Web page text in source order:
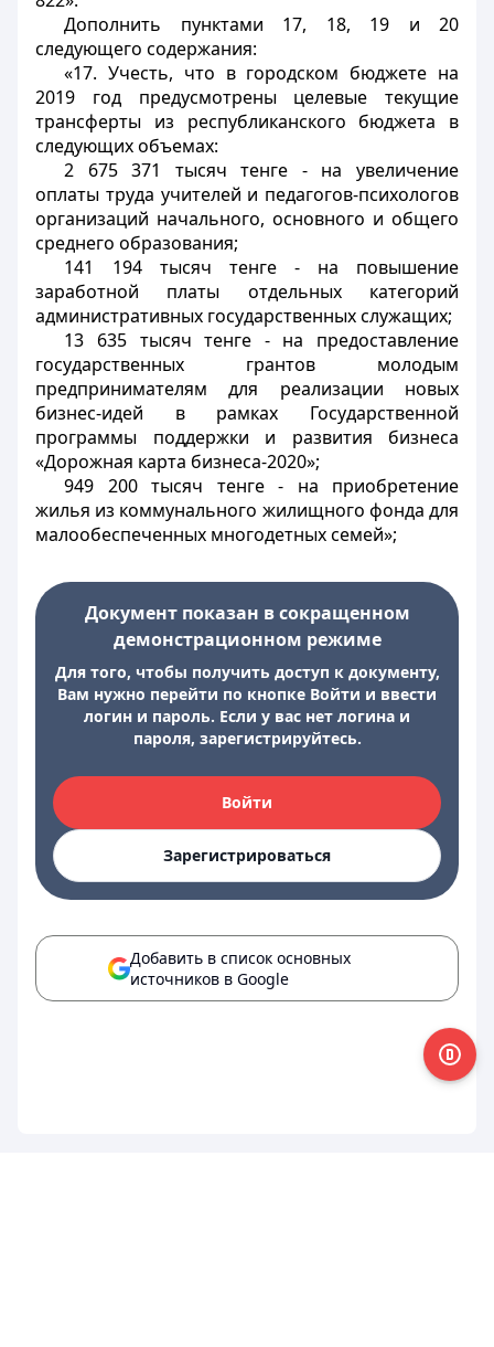
Дополнить пунктами 17, 18, 19 и 20
следующего содержания:
«17. Учесть, что в городском бюджете на
2019 год предусмотрены целевые текущие
трансферты из республиканского бюджета в
следующих объемах:
2 675 371 тысяч тенге - на увеличение
оплаты труда учителей и педагогов-психологов
организаций начального, основного и общего
среднего образования;
141 194 тысяч тенге - на повышение
заработной платы отдельных категорий
административных государственных служащих;
13 635 тысяч тенге - на предоставление
государственных грантов молодым
предпринимателям для реализации новых
бизнес-идей в рамках Государственной
программы поддержки и развития бизнеса
«Дорожная карта бизнеса-2020»;
949 200 тысяч тенге - на приобретение
жилья из коммунального жилищного фонда для
малообеспеченных многодетных семей»;
Документ показан в сокращенном
демонстрационном режиме
Для того, чтобы получить доступ к документу,
Вам нужно перейти по кнопке Войти и ввести
логин и пароль. Если у вас нет логина и
пароля, зарегистрируйтесь.
Войти
Зарегистрироваться
Добавить в список основных
источников в Google